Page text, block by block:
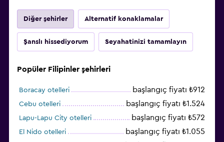
Diğer şehirler Alternatif konaklamalar
Şanslı hissediyorum Seyahatinizi tamamlayın
Popüler Filipinler şehirleri
Boracay otelleri başlangıç fiyatı ₺912
Cebu otelleri başlangıç fiyatı ₺1.524
Lapu-Lapu City otelleri başlangıç fiyatı ₺572
El Nido otelleri başlangıç fiyatı ₺1.055